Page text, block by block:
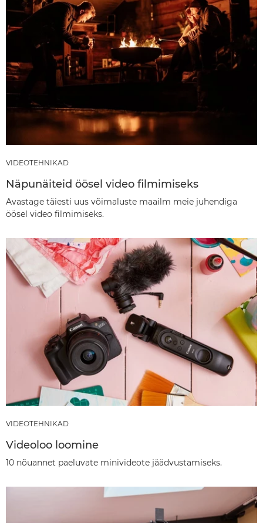
VIDEOTEHNIKAD
Näpunäiteid öösel video filmimiseks
Avastage täiesti uus võimaluste maailm meie juhendiga
öösel video filmimiseks.
VIDEOTEHNIKAD
Videoloo loomine
10 nõuannet paeluvate minivideote jäädvustamiseks.